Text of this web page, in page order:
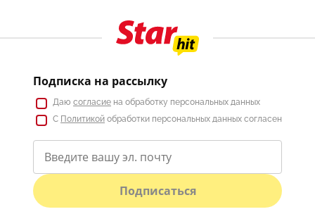
Подписка на рассылку
Даю согласие на обработку персональных данных
С Политикой обработки персональных данных согласен
Подписаться